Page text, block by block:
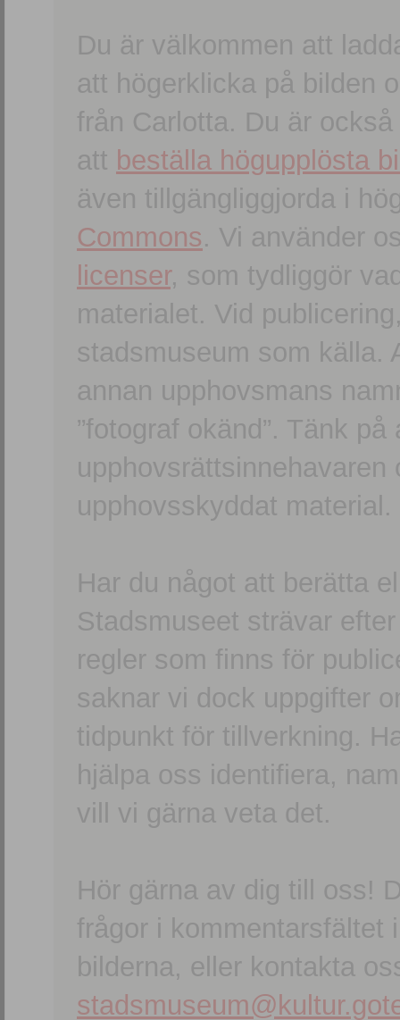
Du är välkommen att
att högerklicka på bilden
från Carlotta. Du är
att beställa högupplösta
även tillgängliggjorda i
Commons. Vi använder
licenser, som tydliggör
materialet. Vid
stadsmuseum som källa.
annan upphovsmans
”fotograf okänd”. Tänk
upphovsskyddat material.
Har du något att berätta
Stadsmuseet strävar
regler som finns för
saknar vi dock uppgifter
tidpunkt för tillverkning.
hjälpa oss identifiera,
vill vi gärna veta det.
Hör gärna av dig till oss!
frågor i kommentarsfältet
bilderna, eller kontakta